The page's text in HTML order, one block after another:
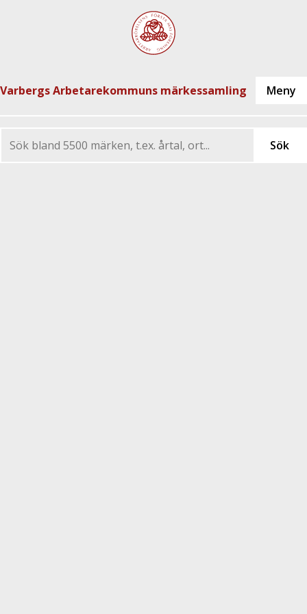
Varbergs Arbetarekommuns märkessamling